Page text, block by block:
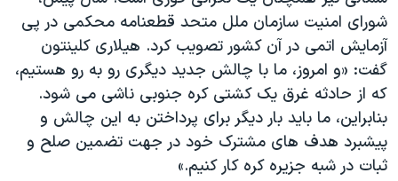
علم و فناوری
اسرائیل در جنگ
گالری عکس
آرشیو پخش زنده
رمز مهسا
ورزش زنان در ایران
اعتراضات زن، زندگی، آزادی
مجموعه مستندهای دادخواهی
تریبونال مردمی آبان ۹۸
دادگاه حمید نوری
زبانهای مختلف
شورای امنیت سازمان ملل متحد قطعنامه محکمی در پی
آزمایش اتمی در آن کشور تصویب کرد. هیلاری کلینتون
گفت: «و امروز، ما با چالش جدید دیگری رو به رو هستیم،
که از حادثه غرق یک کشتی کره جنوبی ناشی می شود.
بنابراین، ما باید بار دیگر برای پرداختن به این چالش و
پیشبرد هدف های مشترک خود در جهت تضمین صلح و
ثبات در شبه جزیره کره کار کنیم.»